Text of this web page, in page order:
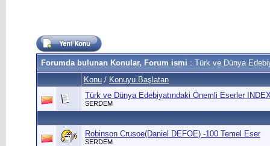
Forumda bulunan Konular, Forum ismi : Türk ve Dünya
Konu / Konuyu Başlatan
Türk ve Dünya Edebiyatındaki Önemli Eserler
SERDEM
Robinson Crusoe(Daniel DEFOE) -100 Temel Eser
SERDEM